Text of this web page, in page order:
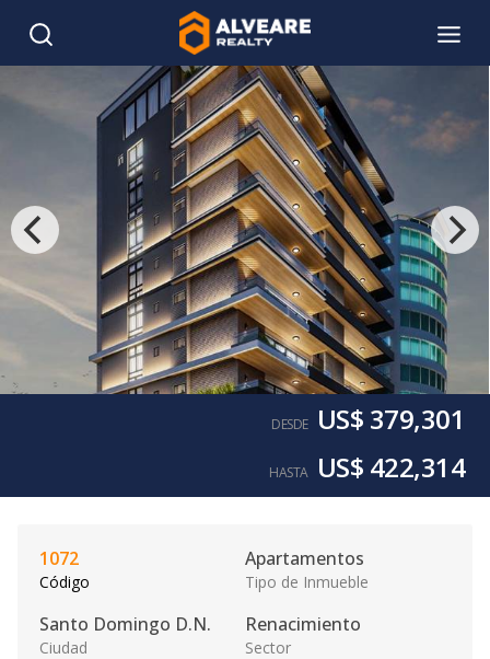
DESDE US$ 379,301
HASTA US$ 422,314
1072
Código
Apartamentos
Tipo de Inmueble
Santo Domingo D.N.
Ciudad
Renacimiento
Sector